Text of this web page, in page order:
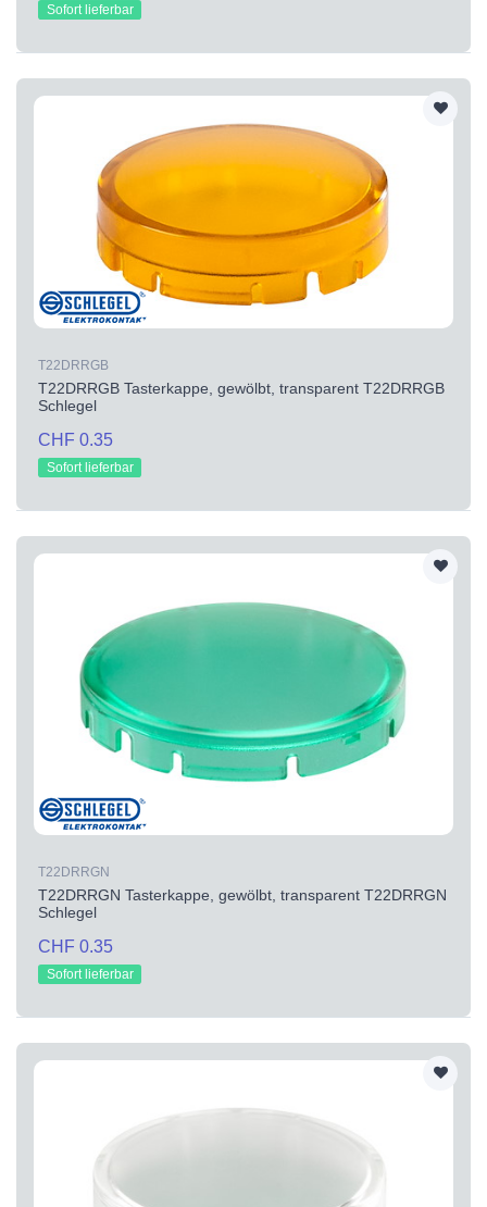
Sofort lieferbar
T22DRRGB
T22DRRGB Tasterkappe, gewölbt, transparent T22DRRGB
Schlegel
CHF 0.35
Sofort lieferbar
T22DRRGN
T22DRRGN Tasterkappe, gewölbt, transparent T22DRRGN
Schlegel
CHF 0.35
Sofort lieferbar